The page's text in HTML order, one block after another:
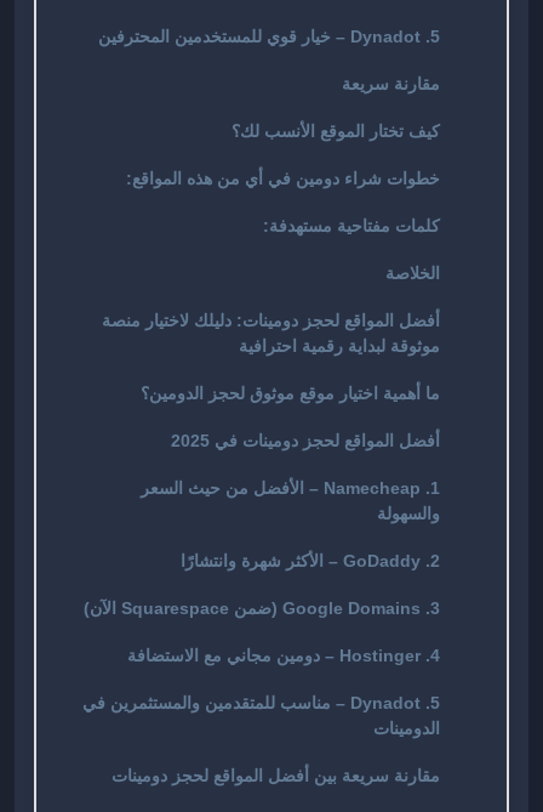
5. Dynadot – خيار قوي للمستخدمين المحترفين
مقارنة سريعة
كيف تختار الموقع الأنسب لك؟
خطوات شراء دومين في أي من هذه المواقع:
كلمات مفتاحية مستهدفة:
الخلاصة
أفضل المواقع لحجز دومينات: دليلك لاختيار منصة
موثوقة لبداية رقمية احترافية
ما أهمية اختيار موقع موثوق لحجز الدومين؟
أفضل المواقع لحجز دومينات في 2025
1. Namecheap – الأفضل من حيث السعر
والسهولة
2. GoDaddy – الأكثر شهرة وانتشارًا
3. Google Domains (ضمن Squarespace الآن)
4. Hostinger – دومين مجاني مع الاستضافة
5. Dynadot – مناسب للمتقدمين والمستثمرين في
الدومينات
مقارنة سريعة بين أفضل المواقع لحجز دومينات